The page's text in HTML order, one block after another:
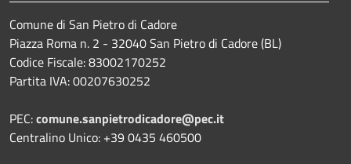
Comune di San Pietro di Cadore
Piazza Roma n. 2 - 32040 San Pietro di Cadore (BL)
Codice Fiscale: 83002170252
Partita IVA: 00207630252
PEC:comune.sanpietrodicadore@pec.it
Centralino Unico: +39 0435 460500